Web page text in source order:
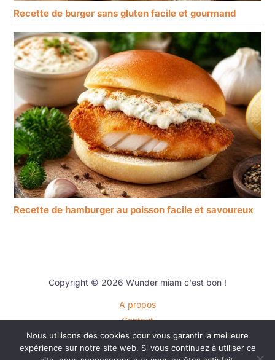
Recette de burger sans gluten facile et gourmand
Recette de hamburger au poisson facile et savoureux
Copyright © 2026 Wunder miam c'est bon !
A propos
Contact
Plan du site
Mentions légales
Nous utilisons des cookies pour vous garantir la meilleure
expérience sur notre site web. Si vous continuez à utiliser ce